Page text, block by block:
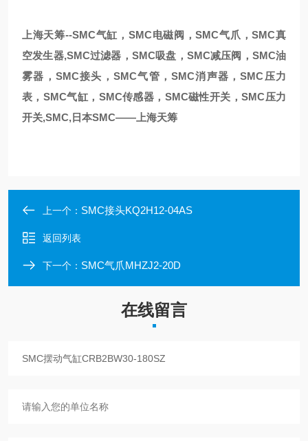
上海天筹--SMC气缸，SMC电磁阀，SMC气爪，SMC真
空发生器,SMC过滤器，SMC吸盘，SMC减压阀，SMC油
雾器，SMC接头，SMC气管，SMC消声器，SMC压力
表，SMC气缸，SMC传感器，SMC磁性开关，SMC压力
开关,SMC,日本SMC——上海天筹
上一个： SMC接头KQ2H12-04AS
返回列表
下一个： SMC气爪MHZJ2-20D
在线留言